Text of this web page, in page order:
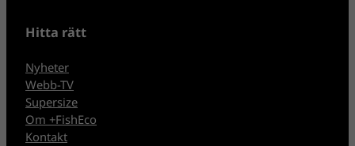
Hitta rätt
Nyheter
Webb-TV
Supersize
Om +FishEco
Kontakt